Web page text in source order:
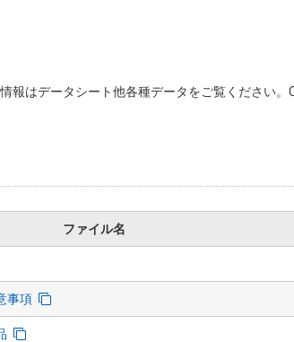
はデータシート他各種データをご覧ください。
ファイル名
事項